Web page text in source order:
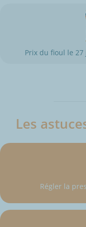
Prix du fioul le
Les
Régler la